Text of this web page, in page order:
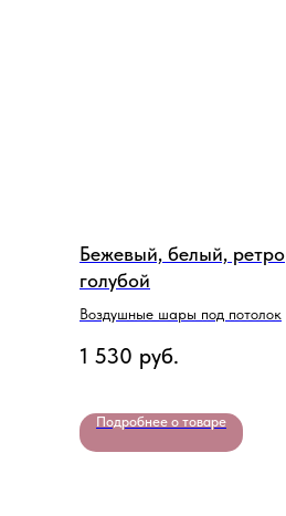
Бежевый, белый, ретро
голубой
Воздушные шары под потолок
1 530 руб.
Подробнее о товаре